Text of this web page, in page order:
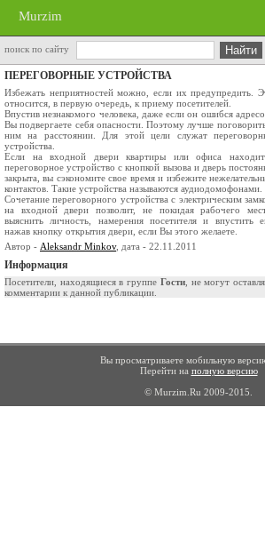
Murzim
поиск по сайту
ПЕРЕГОВОРНЫЕ УСТРОЙСТВА
Избежать неприятностей можно, если их предупредить.
относится, в первую очередь, к приему посетителей.
Впустив незнакомого человека, даже если он ошибся
Вы подвергаете себя опасности. Поэтому лучше
ним на расстоянии. Для этой цели служат
устройства.
Если на входной двери квартиры или офиса
переговорное устройство с кнопкой вызова и дверь
закрыта, вы сэкономите свое время и избежите
контактов. Такие устройства называются аудиодомофонами.
Сочетание переговорного устройства с электрическим
на входной двери позволит, не покидая рабочего
выяснить личность, намерения посетителя и впустить
нажав кнопку открытия двери, если Вы этого желаете.
Автор - Aleksandr Minkov, дата - 22.11.2011
Информация
Посетители, находящиеся в группе Гости, не могут
комментарии к данной публикации.
Вы просматриваете мобильную
Перейти на полную версию
© Murzim.Ru 2009-2015.